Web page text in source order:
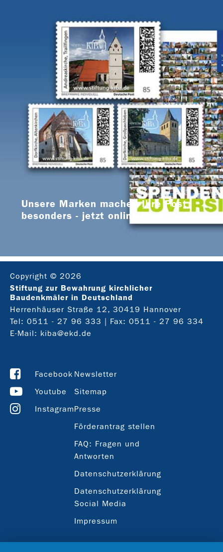
Unsere Marken machen Ihre Post
besonders - jetzt online bestellen
Copyright © 2026
Stiftung zur Bewahrung kirchlicher
Baudenkmäler in Deutschland
Herrenhäuser Straße 12, 30419 Hannover
Tel: 0511 - 27 96 333
| Fax: 0511 - 27 96 334
E-Mail: kiba@ekd.de
Facebook
Youtube
Instagram
Newsletter
Sitemap
Presse
Förderantrag stellen
FAQ: Fragen und
Antworten
Datenschutzerklärung
Datenschutzerklärung
Social Media
Impressum